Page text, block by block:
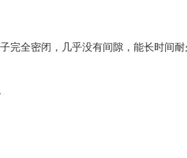
完全密闭，几乎没有间隙，能长时间耐